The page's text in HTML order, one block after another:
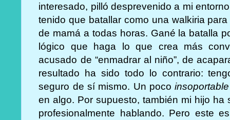
interesado, pilló desprevenido a mi
tenido que batallar como una walkiria
de mamá a todas horas. Gané la batalla
lógico que haga lo que crea más
acusado de “enmadrar al niño”, de
resultado ha sido todo lo contrario:
seguro de sí mismo. Un pocoinsoportable
en algo. Por supuesto, también mi hijo
profesionalmente hablando. Pero este